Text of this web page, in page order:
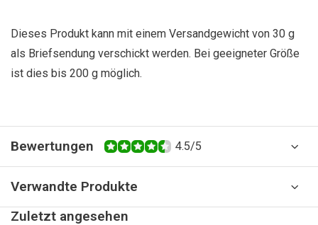
Dieses Produkt kann mit einem Versandgewicht von 30 g
als Briefsendung verschickt werden. Bei geeigneter Größe
ist dies bis 200 g möglich.
Bewertungen 4.5/5
Verwandte Produkte
Zuletzt angesehen